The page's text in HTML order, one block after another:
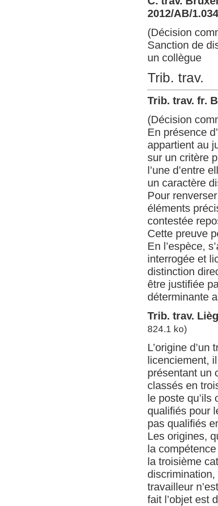
2012/AB/
(Décision
Sanction de
un collègue
Trib. trav.
Trib. trav. fr.
(Décision
En présence
appartient au
sur un critère
l’une d’entre
un caractère
Pour
éléments
contestée
Cette preuve
En l’espèce,
interrogée et
distinction
être justifiée
déterminante
Trib. trav.
824.1 ko)
L’origine
licenciement,
présentant un
classés en
le poste
qualifiés pour
pas qualifiés
Les origines,
la
la troisième
discrimination,
travailleur
fait l’objet est